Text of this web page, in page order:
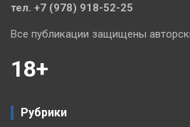
тел. +7 (978) 918-52-25
Все публикации защищены
18+
Рубрики